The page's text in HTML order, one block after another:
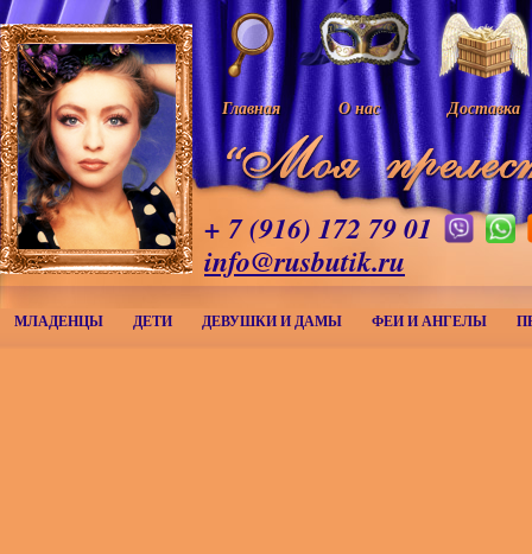
Главная О нас Доставка
+ 7 (916) 172 79 01
info@rusbutik.ru
МЛАДЕНЦЫ ДЕТИ ДЕВУШКИ И ДАМЫ ФЕИ И АНГЕЛЫ